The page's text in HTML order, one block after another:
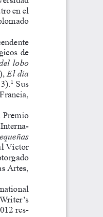
en el
de
lobo
El día
1 Sus
Premio
-
Víctor
Artes,
res-